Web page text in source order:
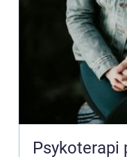
Psykoterapi